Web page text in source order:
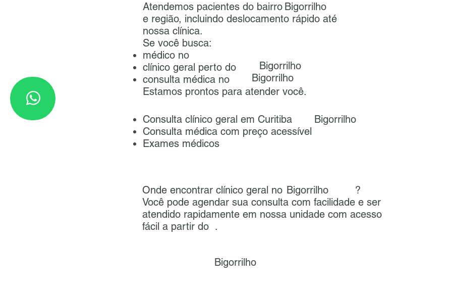
Atendemos pacientes do bairro
e região, incluindo deslocamento rápido até
nossa clínica.
Se você busca:
médico no
clínico geral perto do
consulta médica no
Estamos prontos para atender você.
Bigorrilho
Bigorrilho
Bigorrilho
Bigorrilho
Consulta clínico geral em Curitiba
Consulta médica com preço acessível
Exames médicos
Onde encontrar clínico geral no ?
Você pode agendar sua consulta com facilidade e ser
atendido rapidamente em nossa unidade com acesso
fácil a partir do .
Bigorrilho
Bigorrilho